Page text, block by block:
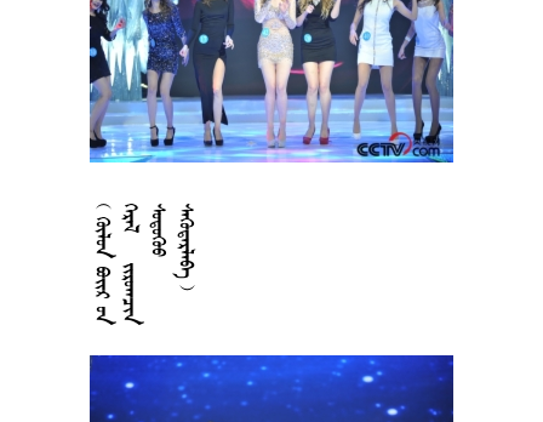










































 